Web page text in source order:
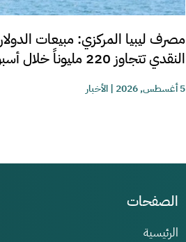
مصرف ليبيا المركزي: مبيعات الدولار
النقدي تتجاوز 220 مليوناً خلال أسبوع
5 أغسطس, 2026 |الأخبار
الصفحات
الرئيسية